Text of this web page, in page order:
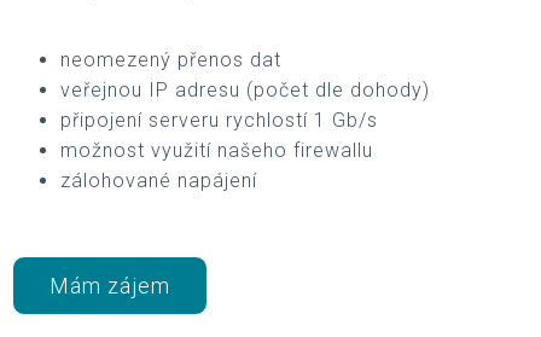
neomezený přenos dat
veřejnou IP adresu (počet dle dohody)
připojení serveru rychlostí 1 Gb/s
možnost využití našeho firewallu
zálohované napájení
Mám zájem